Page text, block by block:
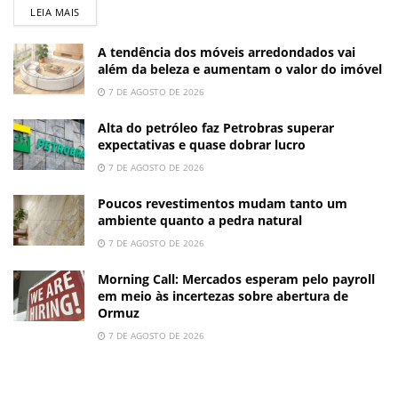
LEIA MAIS
A tendência dos móveis arredondados vai
além da beleza e aumentam o valor do imóvel
7 DE AGOSTO DE 2026
Alta do petróleo faz Petrobras superar
expectativas e quase dobrar lucro
7 DE AGOSTO DE 2026
Poucos revestimentos mudam tanto um
ambiente quanto a pedra natural
7 DE AGOSTO DE 2026
Morning Call: Mercados esperam pelo payroll
em meio às incertezas sobre abertura de
Ormuz
7 DE AGOSTO DE 2026